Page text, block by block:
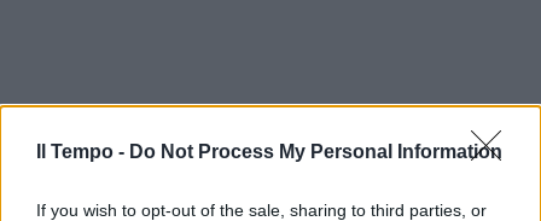
Il Tempo - Do Not Process My Personal Information
If you wish to opt-out of the sale, sharing to third parties, or